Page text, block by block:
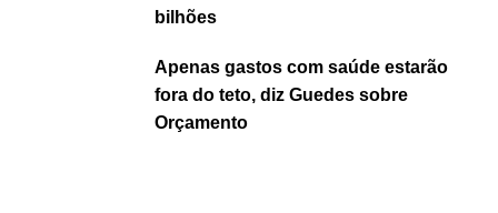
bilhões
Apenas gastos com saúde estarão
fora do teto, diz Guedes sobre
Orçamento